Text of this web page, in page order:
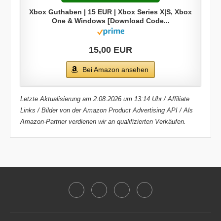
Xbox Guthaben | 15 EUR | Xbox Series X|S, Xbox
One & Windows [Download Code...
15,00 EUR
Bei Amazon ansehen
Letzte Aktualisierung am 2.08.2026 um 13:14 Uhr / Affiliate
Links / Bilder von der Amazon Product Advertising API / Als
Amazon-Partner verdienen wir an qualifizierten Verkäufen.